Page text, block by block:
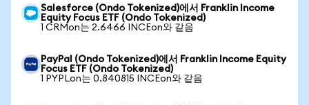
Salesforce (Ondo Tokenized)에서 Franklin Income
Equity Focus ETF (Ondo Tokenized)
1 CRMon는 2.6466 INCEon와 같음
PayPal (Ondo Tokenized)에서 Franklin Income Equity
Focus ETF (Ondo Tokenized)
1 PYPLon는 0.840815 INCEon와 같음